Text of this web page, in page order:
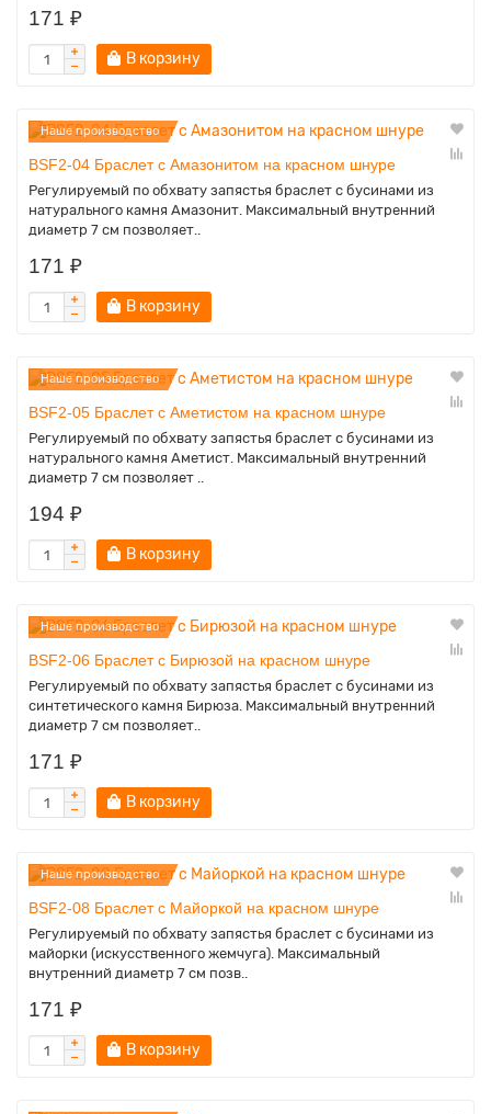
171 ₽
В корзину
Наше производство
BSF2-04 Браслет с Амазонитом на красном шнуре
Регулируемый по обхвату запястья браслет с бусинами из
натурального камня Амазонит. Максимальный внутренний
диаметр 7 см позволяет..
171 ₽
В корзину
Наше производство
BSF2-05 Браслет с Аметистом на красном шнуре
Регулируемый по обхвату запястья браслет с бусинами из
натурального камня Аметист. Максимальный внутренний
диаметр 7 см позволяет ..
194 ₽
В корзину
Наше производство
BSF2-06 Браслет с Бирюзой на красном шнуре
Регулируемый по обхвату запястья браслет с бусинами из
синтетического камня Бирюза. Максимальный внутренний
диаметр 7 см позволяет..
171 ₽
В корзину
Наше производство
BSF2-08 Браслет с Майоркой на красном шнуре
Регулируемый по обхвату запястья браслет с бусинами из
майорки (искусственного жемчуга). Максимальный
внутренний диаметр 7 см позв..
171 ₽
В корзину